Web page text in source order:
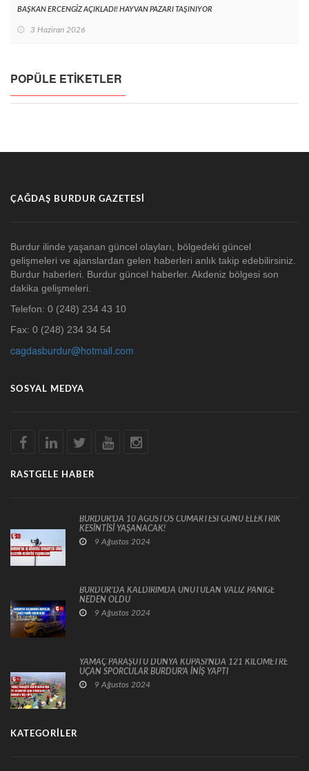
BAŞKAN ERCENGİZ AÇIKLADI! HAYVAN PAZARI TAŞINIYOR
3 Haziran 2026
POPÜLE ETIKETLER
ÇAĞDAŞ BURDUR GAZETESI
Burdur ilinde yaşanan güncel olayları, bölgedeki güncel
gelişmeleri ve ajanslardan gelen haberleri anlık takip edebilirsiniz.
Burdur haberleri. Burdur güncel haberler. Akdeniz bölgesi son
dakika gelişmeleri.
Telefon: 0 (248) 234 43 10
Fax: 0 (248) 234 34 54
cagdasburdur@hotmail.com
SOSYAL MEDYA
RASTGELE HABER
BURDUR'DA 10 AĞUSTOS CUMARTESİ GÜNÜ ELEKTRİK
KESİNTİSİ YAŞANACAK!
9 Ağustos 2024
BURDUR’DA KALDIRIMDA UNUTULAN VALİZ PANİĞE
NEDEN OLDU
9 Ağustos 2024
YAMAÇ PARAŞÜTÜ DÜNYA KUPASI'NDA 121 KİLOMETRE
UÇAN SPORCULAR BURDUR'A İNİŞ YAPTI
9 Ağustos 2024
KATEGORILER